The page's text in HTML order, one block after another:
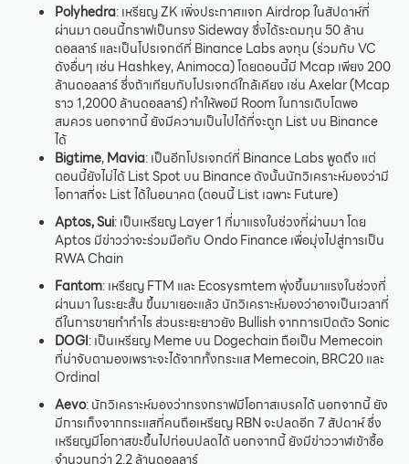
Polyhedra: เหรียญ ZK เพิ่งประกาศแจก Airdrop ในสัปดาห์ที่
ผ่านมา ตอนนี้กราฟเป็นทรง Sideway ซึ่งได้ระดมทุน 50 ล้าน
ดอลลาร์ และเป็นโปรเจกต์ที่ Binance Labs ลงทุน (ร่วมกับ VC
ดังอื่นๆ เช่น Hashkey, Animoca) โดยตอนนี้มี Mcap เพียง 200
ล้านดอลลาร์ ซึ่งถ้าเทียบกับโปรเจกต์ใกล้เคียง เช่น Axelar (Mcap
ราว 1,2000 ล้านดอลลาร์) ทำให้พอมี Room ในการเติบโตพอ
สมควร นอกจากนี้ ยังมีความเป็นไปได้ที่จะถูก List บน Binance
ได้
Bigtime,Mavia: เป็นอีกโปรเจกต์ที่ Binance Labs พูดถึง แต่
ตอนนี้ยังไม่ได้ List Spot บน Binance ดังนั้นนักวิเคราะห์มองว่ามี
โอกาสที่จะ List ได้ในอนาคต (ตอนนี้ List เฉพาะ Future)
Aptos, Sui: เป็นเหรียญ Layer 1 ที่มาแรงในช่วงที่ผ่านมา โดย
Aptos มีข่าวว่าจะร่วมมือกับ Ondo Finance เพื่อมุ่งไปสู่การเป็น
RWA Chain
Fantom: เหรียญ FTM และ Ecosysmtem พุ่งขึ้นมาแรงในช่วงที่
ผ่านมา ในระยะสั้น ขึ้นมาเยอะแล้ว นักวิเคราะห์มองว่าอาจเป็นเวลาที่
ดีในการขายทำกำไร ส่วนระยะยาวยัง Bullish จากการเปิดตัว Sonic
DOGI: เป็นเหรียญ Meme บน Dogechain ถือเป็น Memecoin
ที่น่าจับตามองเพราะจะได้จากทั้งกระแส Memecoin, BRC20 และ
Ordinal
Aevo: นักวิเคราะห์มองว่าทรงกราฟมีโอกาสเบรคได้ นอกจากนี้ ยัง
มีการเก็งจากกระแสที่คนถือเหรียญ RBN จะปลดอีก 7 สัปดาห์ ซึ่ง
เหรียญมีโอกาสขะขึ้นไปก่อนปลดได้ นอกจากนี้ ยังมีข่าววาฬเข้าซื้อ
จำนวนกว่า 2.2 ล้านดอลลาร์